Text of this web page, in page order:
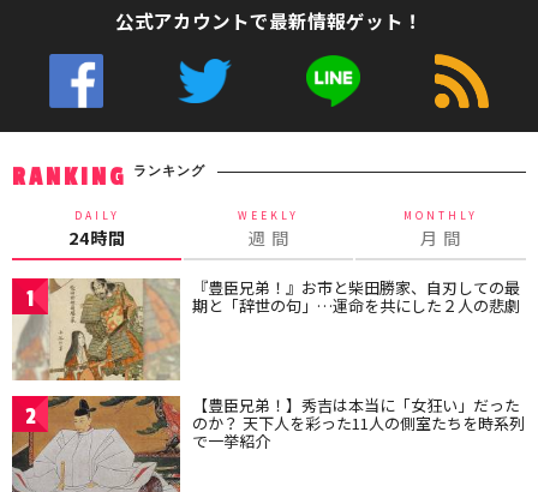
公式アカウントで最新情報ゲット！
RANKING ランキング
DAILY
24時間
WEEKLY
週 間
MONTHLY
月 間
1 『豊臣兄弟！』お市と柴田勝家、自刃しての最
期と「辞世の句」…運命を共にした２人の悲劇
2 【豊臣兄弟！】秀吉は本当に「女狂い」だった
のか？ 天下人を彩った11人の側室たちを時系列
で一挙紹介